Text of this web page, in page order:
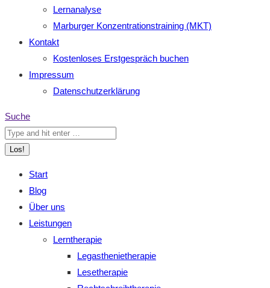
Lernanalyse
Marburger Konzentrationstraining (MKT)
Kontakt
Kostenloses Erstgespräch buchen
Impressum
Datenschutzerklärung
Search:
Suche
Start
Blog
Über uns
Leistungen
Lerntherapie
Legasthenietherapie
Lesetherapie